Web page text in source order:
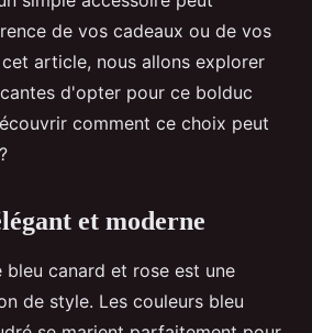
de vos cadeaux ou de vos
article, nous allons explorer
d'opter pour ce bolduc
comment ce choix peut
et moderne
canard et rose est une
de style. Les couleurs bleu